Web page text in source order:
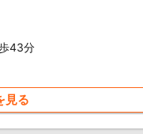
43分
見る